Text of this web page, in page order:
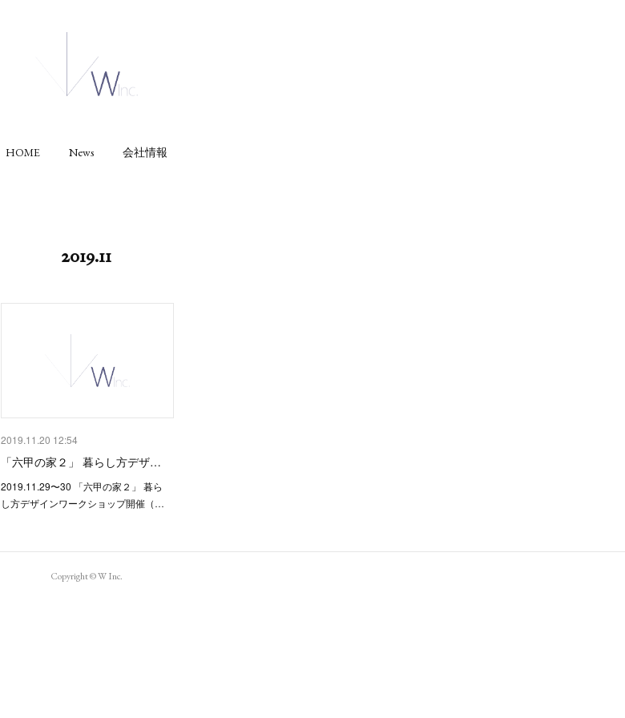
HOME News 会社情報
2019.11
2019.11.20 12:54
「六甲の家２」 暮らし方デザ…
2019.11.29〜30 「六甲の家２」 暮ら
し方デザインワークショップ開催（…
Copyright © W Inc.